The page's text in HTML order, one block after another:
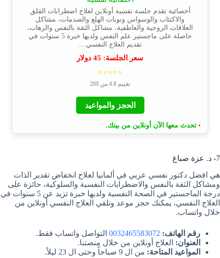
أخصائية تقدم جلسة نفسية أونلاين لعلاج اضطرابات القلق
والاكتئاب والوسواس ونوبات الهلع والصدمات، مشاكل
العلاقات الزوجية والعاطفية، مشاكل الثقة بالنفس والرهاب،
حاصلة على ماجستير علم النفس ولديها خبرة 5 سنوات في
تقديم العلاج النفسي....
سعر الجلسة: 45 دولار
⭐⭐⭐⭐⭐
تقييم 4.8 من 209
الحجز والمواعيد
• تحدث معها الآن أونلاين من بيتك.
7- د. عزة صباغ
هي افضل دكتور نفسي عربي في ألمانيا لعلاج انخفاض تقدير الذات
ومشاكل الثقة بالنفس والاضطرابات النفسية والسلوكية، حائزة على
درجة الماجستير في الصحة النفسية ولديها خبرة تزيد عن 5 سنوات في
العلاج النفسي، يمكنك حجز موعد وتلقي العلاج النفسي أونلاين من
خلال واتساب.
رقم الهاتف: 0032465583072 التواصل واتساب فقط.
العنوان: العلاج أونلاين من خلال منصتنا.
المواعيد المتاحة: من ال 9 صباحاً وحتى ال 23 ليلاً.